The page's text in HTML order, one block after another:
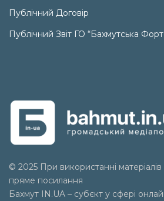
Публічний Договір
Публічний Звіт ГО “Бахмутська
© 2025 При використанні
пряме посилання
Бахмут IN.UA – субєкт у сфері